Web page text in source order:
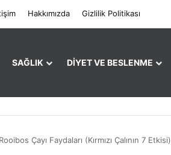
Hakkımızda Gizlilik Politikası
SAĞLIK DIYET VE BESLENME
Rooibos Çayı Faydaları (Kırmızı Çalının 7 Etkisi)